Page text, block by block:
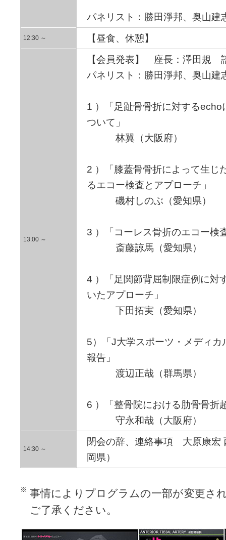
パネリスト：勝田淨邦、奥山建
12:30 ～ 【昼食、休憩】
13:00 ～
【会員発表】 座長：澤田規
パネリスト：勝田淨邦、奥山建
1 ）「足趾骨骨折に対する
ついて」
林翼（大阪府）
2 ）「膝蓋骨骨折によって生じ
るエコー検査とアプローチ」
磯村しのぶ（愛知県）
3 ）「コーレス骨折のエコー検
斎藤諒馬（愛知県）
4 ）「足関節背屈制限症例に対
いたアプローチ」
下田拓実（愛知県）
5）「J大学スポーツ・メディ
報告」
渡辺正哉（群馬県）
6 ）「整骨院における肋骨骨折
守永和哉（大阪府）
14:30 ～
閉会の辞、連絡事項 大原康宏
岡県）
事情によりプログラムの一部が変更さ
ご了承ください。